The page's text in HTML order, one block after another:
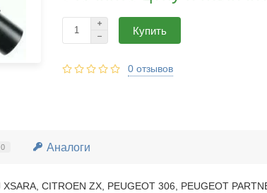
Купить
0 отзывов
0 Аналоги
CITROEN ZX, PEUGEOT 306, PEUGEOT